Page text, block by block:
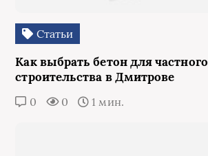
Статьи
Как выбрать бетон для частного
строительства в Дмитрове
0 0 1 мин.